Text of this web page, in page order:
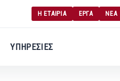
Η ΕΤΑΙΡΙΑ ΕΡΓΑ ΝΕΑ
ΥΠΗΡΕΣΙΕΣ